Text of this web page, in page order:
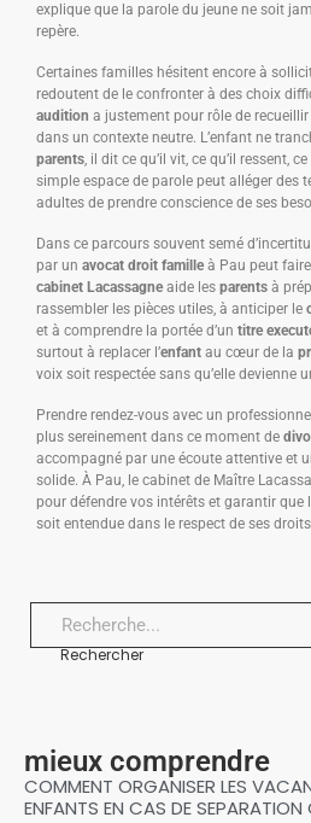
explique que la parole du jeune ne soit
repère.
Certaines familles hésitent encore à
redoutent de le confronter à des choix
audition a justement pour rôle de
dans un contexte neutre. L’enfant ne
parents, il dit ce qu’il vit, ce qu’il ressent,
simple espace de parole peut alléger des
adultes de prendre conscience de ses
Dans ce parcours souvent semé
par un avocat droit famille à Pau peut
cabinet Lacassagne aide les parents à
rassembler les pièces utiles, à anticiper le
et à comprendre la portée d’un titre
surtout à replacer l’enfant au cœur de la
voix soit respectée sans qu’elle devienne
Prendre rendez-vous avec un
plus sereinement dans ce moment de
accompagné par une écoute attentive et
solide. À Pau, le cabinet de Maître
pour défendre vos intérêts et garantir que
soit entendue dans le respect de ses
Rechercher
mieux comprendre
COMMENT ORGANISER LES
ENFANTS EN CAS DE